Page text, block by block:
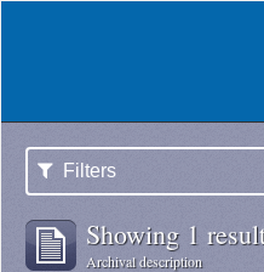
Filters
Showing 1
Archival description